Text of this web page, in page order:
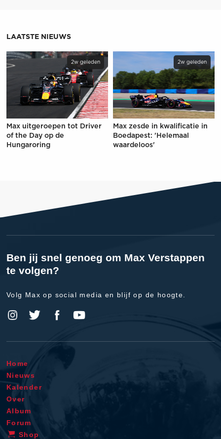
LAATSTE NIEUWS
2w geleden
Max uitgeroepen tot Driver
of the Day op de
Hungaroring
2w geleden
Max zesde in kwalificatie in
Boedapest: 'Helemaal
waardeloos'
Ben jij snel genoeg om Max Verstappen
te volgen?
Volg Max op social media en blijf op de hoogte.
Home
Nieuws
Kalender
Over
Album
Forum
Shop